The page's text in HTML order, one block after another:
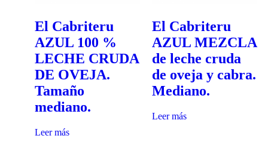
El Cabriteru
AZUL 100 %
LECHE CRUDA
DE OVEJA.
Tamaño
mediano.
Leer más
El Cabriteru
AZUL MEZCLA
de leche cruda
de oveja y cabra.
Mediano.
Leer más